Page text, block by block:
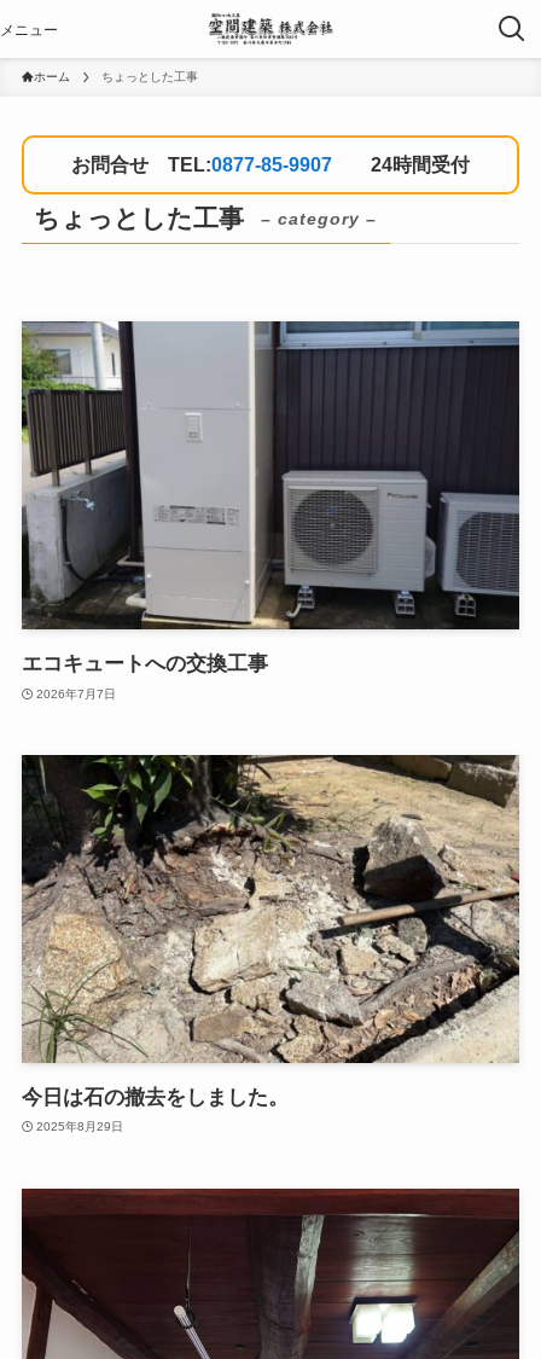
ホーム ちょっとした工事
お問合せ TEL:0877-85-9907 24時間受付
ちょっとした工事 – category –
エコキュートへの交換工事
2026年7月7日
今日は石の撤去をしました。
2025年8月29日